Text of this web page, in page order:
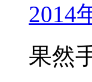
2014
果然